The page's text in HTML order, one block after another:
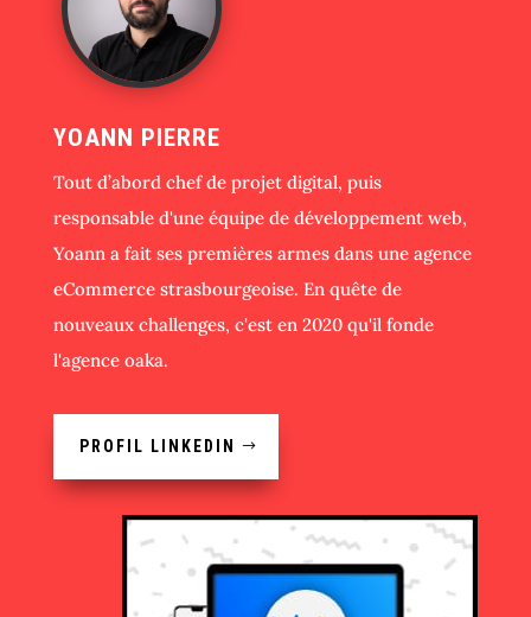
YOANN PIERRE
Tout d’abord chef de projet digital, puis
responsable d'une équipe de développement web,
Yoann a fait ses premières armes dans une agence
eCommerce strasbourgeoise. En quête de
nouveaux challenges, c'est en 2020 qu'il fonde
l'agence oaka.
PROFIL LINKEDIN